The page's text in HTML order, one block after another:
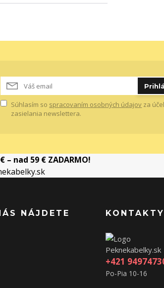
Súhlasím so spracovaním osobných údajov za
zasielania newslettera.
– nad 59 € ZADARMO!
NÁJDETE KONTAKTY
Peknekabelky.sk
+421
Po-Pia 10-16